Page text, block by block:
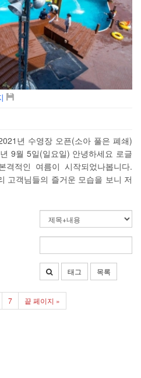
년 수영장 오픈(소아 풀은 폐쇄)
9월 5일(일요일) 안녕하세요 로글
격적인 여름이 시작되었나봅니다.
고객님들의 즐거운 모습을 보니 저
태그 목록
7 끝 페이지 »